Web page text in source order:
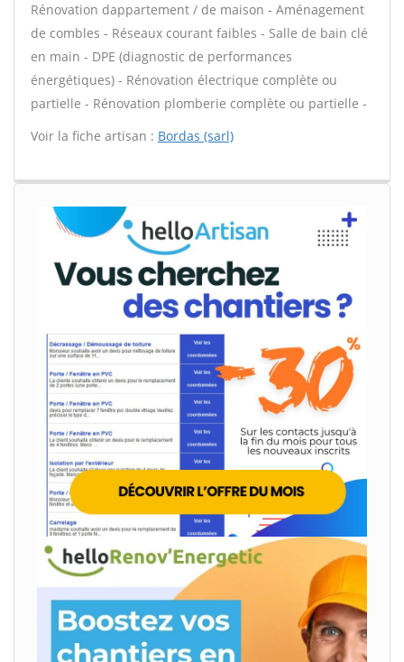
Rénovation dappartement / de maison - Aménagement
de combles - Réseaux courant faibles - Salle de bain clé
en main - DPE (diagnostic de performances
énergétiques) - Rénovation électrique complète ou
partielle - Rénovation plomberie complète ou partielle -
Voir la fiche artisan : Bordas (sarl)